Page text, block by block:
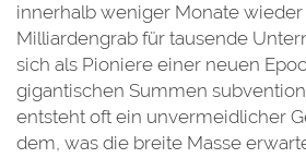
innerhalb weniger Monate
Milliardengrab für tausende
sich als Pioniere einer neuen
gigantischen Summen
entsteht oft ein unvermeidlicher
dem, was die breite Masse